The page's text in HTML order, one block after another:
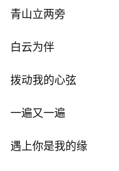
青山立两旁
白云为伴
拨动我的心弦
一遍又一遍
遇上你是我的缘